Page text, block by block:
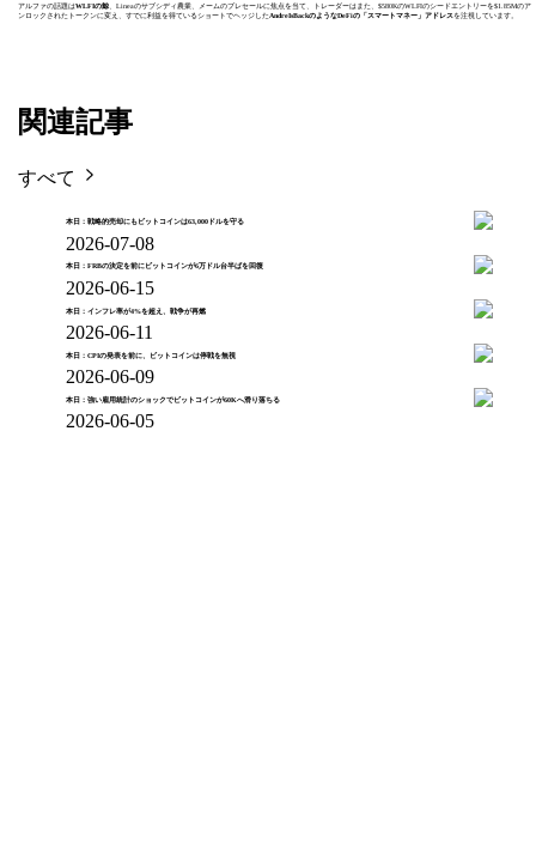
アルファの話題はWLFIの鯨、Lineaのサブシディ農業、メームのプレセールに焦点を当て、トレーダーはまた、$580KのWLFIのシードエントリーを$1.85Mのア
ンロックされたトークンに変え、すでに利益を得ているショートでヘッジしたAndreIsBackのようなDeFiの「スマートマネー」アドレスを注視しています。
関連記事
すべて
本日：戦略的売却にもビットコインは63,000ドルを守る
2026-07-08
本日：FRBの決定を前にビットコインが6万ドル台半ばを回復
2026-06-15
本日：インフレ率が4%を超え、戦争が再燃
2026-06-11
本日：CPIの発表を前に、ビットコインは停戦を無視
2026-06-09
本日：強い雇用統計のショックでビットコインが60Kへ滑り落ちる
2026-06-05